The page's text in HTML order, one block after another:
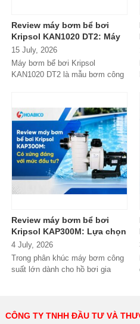
Review máy bơm bể bơi
Kripsol KAN1020 DT2: Máy
bơm công suất lớn có đáng
đầu tư?
15 July, 2026
Máy bơm bể bơi Kripsol
KAN1020 DT2 là mẫu bơm công
Review máy bơm bể bơi
Kripsol KAP300M: Lựa chọn
đáng tiền cho hồ bơi
thương mại?
4 July, 2026
Trong phân khúc máy bơm công
suất lớn dành cho hồ bơi gia
CÔNG TY TNHH ĐẦU TƯ VÀ